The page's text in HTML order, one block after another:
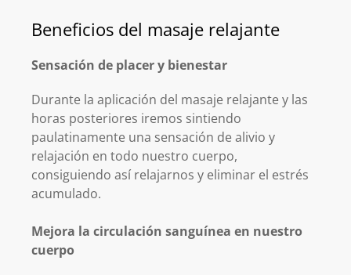
Beneficios del masaje relajante
Sensación de placer y bienestar
Durante la aplicación del masaje relajante y las
horas posteriores iremos sintiendo
paulatinamente una sensación de alivio y
relajación en todo nuestro cuerpo,
consiguiendo así relajarnos y eliminar el estrés
acumulado.
Mejora la circulación sanguínea en nuestro
cuerpo